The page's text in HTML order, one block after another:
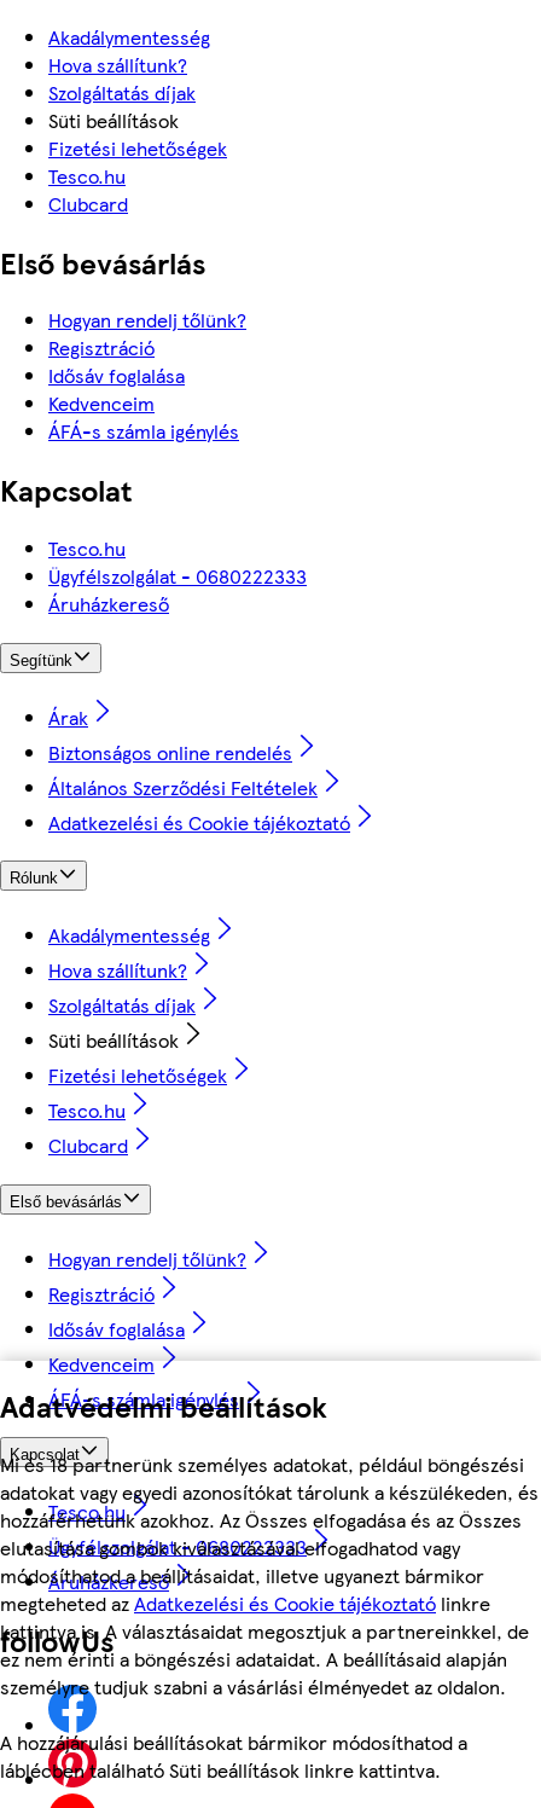
Adatvédelmi beállítások
Mi és 18 partnerünk személyes adatokat, például böngészési
adatokat vagy egyedi azonosítókat tárolunk a készülékeden, és
hozzáférhetünk azokhoz. Az Összes elfogadása és az Összes
elutasítása gombok kiválasztásával elfogadhatod vagy
módosíthatod a beállításaidat, illetve ugyanezt bármikor
megteheted azAdatkezelési és Cookie tájékoztató linkre
kattintva is. A választásaidat megosztjuk a partnereinkkel, de
ez nem érinti a böngészési adataidat. A beállításaid alapján
személyre tudjuk szabni a vásárlási élményedet az oldalon.
A hozzájárulási beállításokat bármikor módosíthatod a
láblécben található Süti beállítások linkre kattintva.
Akadálymentesség
Hova szállítunk?
Szolgáltatás díjak
Süti beállítások
Fizetési lehetőségek
Tesco.hu
Clubcard
Első bevásárlás
Hogyan rendelj tőlünk?
Regisztráció
Idősáv foglalása
Kedvenceim
ÁFÁ-s számla igénylés
Kapcsolat
Tesco.hu
Ügyfélszolgálat - 0680222333
Áruházkereső
Segítünk
Árak
Biztonságos online rendelés
Általános Szerződési Feltételek
Adatkezelési és Cookie tájékoztató
Rólunk
Akadálymentesség
Hova szállítunk?
Szolgáltatás díjak
Süti beállítások
Fizetési lehetőségek
Tesco.hu
Clubcard
Első bevásárlás
Hogyan rendelj tőlünk?
Regisztráció
Idősáv foglalása
Kedvenceim
ÁFÁ-s számla igénylés
Kapcsolat
Tesco.hu
Ügyfélszolgálat - 0680222333
Áruházkereső
followUs